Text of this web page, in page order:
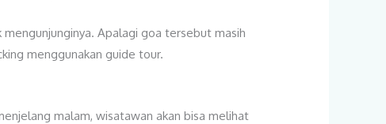
Apalagi goa tersebut masih
menggunakan guide tour.
malam, wisatawan akan bisa melihat